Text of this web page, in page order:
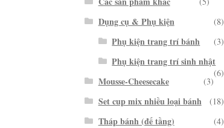
Dụng cụ & Phụ kiện (8)
Phụ kiện trang trí bánh (3)
Phụ kiện trang trí sinh nhật
(6)
Mousse-Cheesecake (3)
Set cup mix nhiều loại bánh (18)
Tháp bánh (đế tầng) (4)